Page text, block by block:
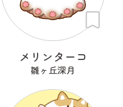
メリンターコ
雛ヶ丘深月